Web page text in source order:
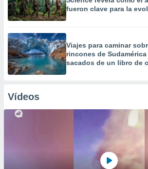
fueron clave para la
Viajes para caminar
rincones de
sacados de un libro de
Vídeos